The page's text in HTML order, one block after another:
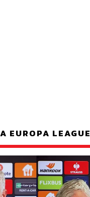
EUROPA LEAGUE